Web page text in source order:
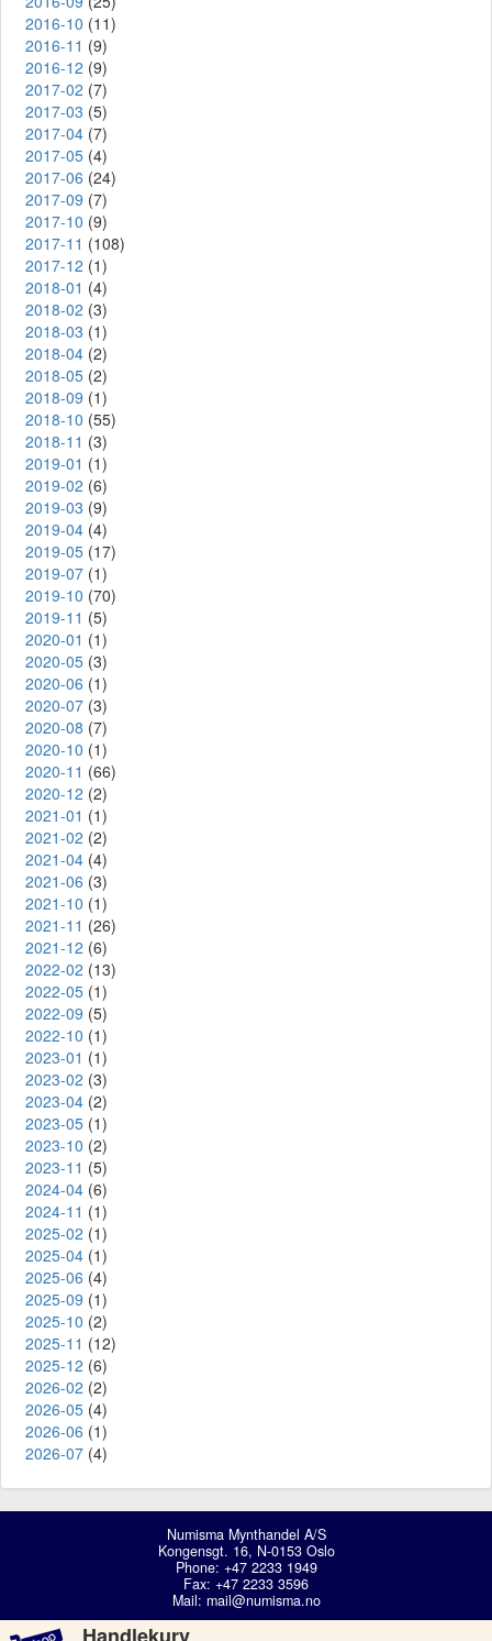
2016-10 (11)
2016-11 (9)
2016-12 (9)
2017-02 (7)
2017-03 (5)
2017-04 (7)
2017-05 (4)
2017-06 (24)
2017-09 (7)
2017-10 (9)
2017-11 (108)
2017-12 (1)
2018-01 (4)
2018-02 (3)
2018-03 (1)
2018-04 (2)
2018-05 (2)
2018-09 (1)
2018-10 (55)
2018-11 (3)
2019-01 (1)
2019-02 (6)
2019-03 (9)
2019-04 (4)
2019-05 (17)
2019-07 (1)
2019-10 (70)
2019-11 (5)
2020-01 (1)
2020-05 (3)
2020-06 (1)
2020-07 (3)
2020-08 (7)
2020-10 (1)
2020-11 (66)
2020-12 (2)
2021-01 (1)
2021-02 (2)
2021-04 (4)
2021-06 (3)
2021-10 (1)
2021-11 (26)
2021-12 (6)
2022-02 (13)
2022-05 (1)
2022-09 (5)
2022-10 (1)
2023-01 (1)
2023-02 (3)
2023-04 (2)
2023-05 (1)
2023-10 (2)
2023-11 (5)
2024-04 (6)
2024-11 (1)
2025-02 (1)
2025-04 (1)
2025-06 (4)
2025-09 (1)
2025-10 (2)
2025-11 (12)
2025-12 (6)
2026-02 (2)
2026-05 (4)
2026-06 (1)
2026-07 (4)
Numisma Mynthandel A/S
Kongensgt. 16, N-0153 Oslo
Phone: +47 2233 1949
Fax: +47 2233 3596
Mail: mail@numisma.no